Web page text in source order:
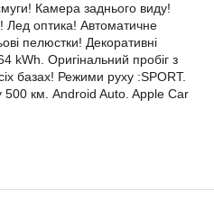
Камера заднього виду!
Лед оптика! Автоматичне
пелюстки! Декоративні
kWh. Оригінальний пробіг з
базах! Режими руху :SPORT.
км. Android Auto. Apple Car